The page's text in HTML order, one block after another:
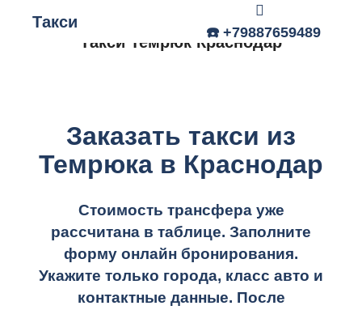
Такси
Главное меню
☎️ +79887659489
Такси Темрюк Краснодар
Заказать такси из
Темрюка в Краснодар
Стоимость трансфера уже
рассчитана в таблице. Заполните
форму онлайн бронирования.
Укажите только города, класс авто и
контактные данные. После